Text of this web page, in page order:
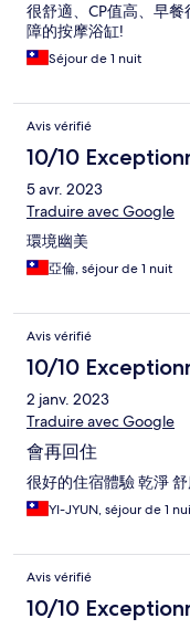
很舒適、CP值高、早
障的按摩浴缸!
Séjour de 1 nuit
Avis vérifié
10/10
5 avr. 2023
Traduire avec Google
環境幽美
亞倫, séjour de 1 nuit
Avis vérifié
10/10
2 janv. 2023
Traduire avec Google
會再回住
很好的住宿體驗 乾淨
YI-JYUN, séjour de 1
Avis vérifié
10/10